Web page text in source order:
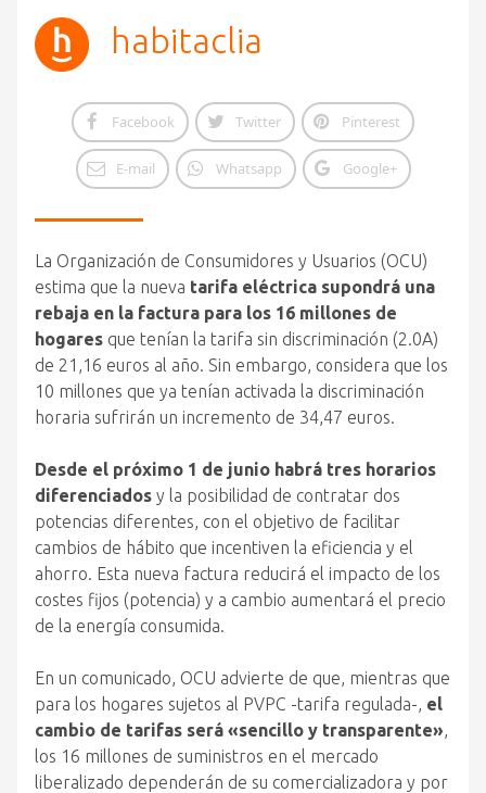
habitaclia
Facebook Twitter Pinterest
E-mail Whatsapp Google+
La Organización de Consumidores y Usuarios (OCU)
estima que la nueva tarifa eléctrica supondrá una
rebaja en la factura para los 16 millones de
hogares que tenían la tarifa sin discriminación (2.0A)
de 21,16 euros al año. Sin embargo, considera que los
10 millones que ya tenían activada la discriminación
horaria sufrirán un incremento de 34,47 euros.
Desde el próximo 1 de junio habrá tres horarios
diferenciados y la posibilidad de contratar dos
potencias diferentes, con el objetivo de facilitar
cambios de hábito que incentiven la eficiencia y el
ahorro. Esta nueva factura reducirá el impacto de los
costes fijos (potencia) y a cambio aumentará el precio
de la energía consumida.
En un comunicado, OCU advierte de que, mientras que
para los hogares sujetos al PVPC -tarifa regulada-, el
cambio de tarifas será «sencillo y transparente»,
los 16 millones de suministros en el mercado
liberalizado dependerán de su comercializadora y por